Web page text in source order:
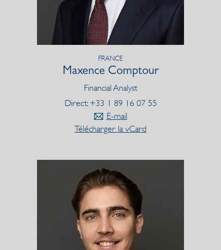
FRANCE
Maxence Comptour
Financial Analyst
Direct: +33 1 89 16 07 55
E-mail
Télécharger la vCard